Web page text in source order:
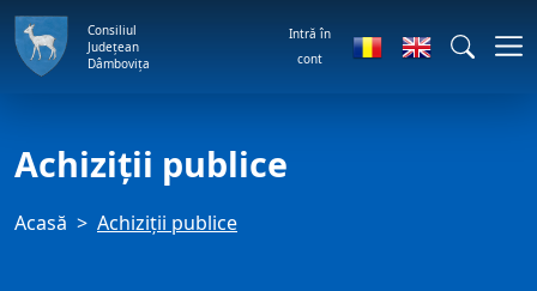
Consiliul
Județean
Dâmbovița
Intră în
cont
Achiziții publice
Acasă Achiziții publice